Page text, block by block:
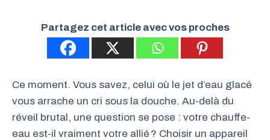
Partagez cet article avec vos proches
Ce moment. Vous savez, celui où le jet d’eau glacé
vous arrache un cri sous la douche. Au-delà du
réveil brutal, une question se pose : votre chauffe-
eau est-il vraiment votre allié ? Choisir un appareil